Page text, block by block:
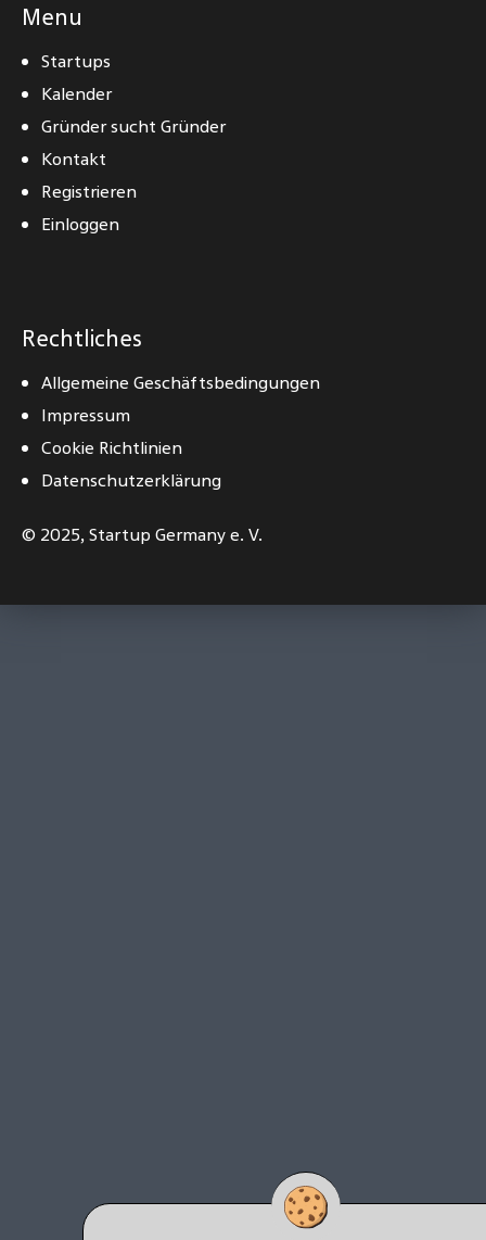
Menu
Startups
Kalender
Gründer sucht Gründer
Kontakt
Registrieren
Einloggen
Rechtliches
Allgemeine Geschäftsbedingungen
Impressum
Cookie Richtlinien
Datenschutzerklärung
© 2025,Startup Germany e. V.